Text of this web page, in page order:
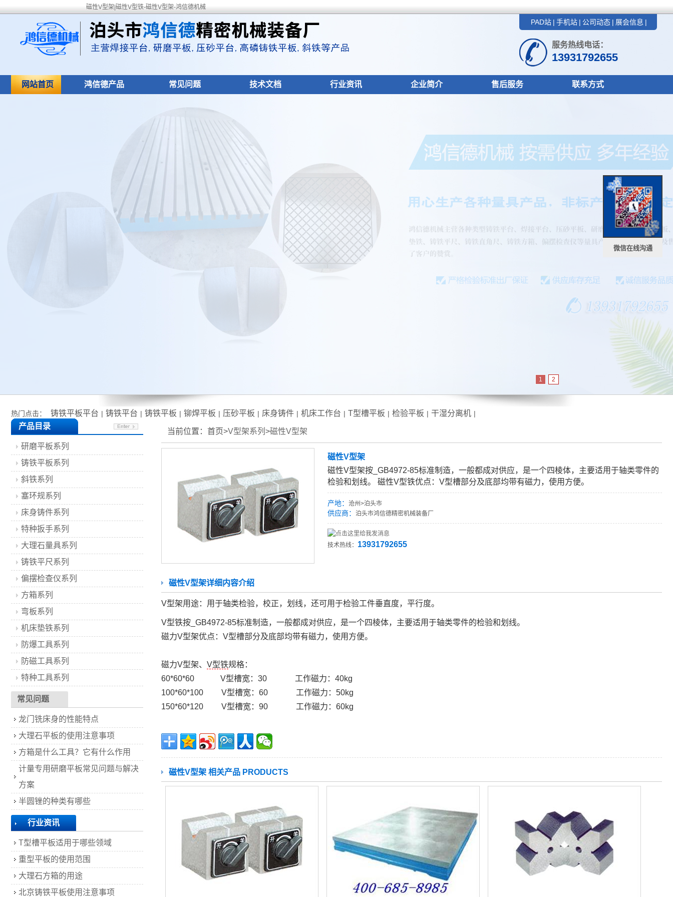
磁性V型架|磁性V型铁-磁性V型架-鸿信德机械
PAD站 | 手机站 | 公司动态 | 展会信息 |
服务热线电话：
13931792655
网站首页 鸿信德产品 常见问题 技术文档 行业资讯 企业简介 售后服务 联系方式
1 2
热门点击： 铸铁平板平台 | 铸铁平台 | 铸铁平板 | 铆焊平板 | 压砂平板 | 床身铸件 | 机床工作台 | T型槽平板 | 检验平板 | 干湿分离机 |
当前位置： 首页>V型架系列 >磁性V型架
磁性V型架
磁性V型架按_GB4972-85标准制造，一般都成对供应，是一个四棱体，主要适用于轴类零件的
检验和划线。 磁性V型铁优点：V型槽部分及底部均带有磁力，使用方便。
产地： 沧州>泊头市
供应商： 泊头市鸿信德精密机械装备厂
技术热线： 13931792655
磁性V型架详细内容介绍
V型架用途：用于轴类检验，校正，划线，还可用于检验工件垂直度，平行度。
V型铁按_GB4972-85标准制造，一般都成对供应，是一个四棱体，主要适用于轴类零件的检验和划线。
磁力V型架优点：V型槽部分及底部均带有磁力，使用方便。
磁力V型架、 V型铁规格：
60*60*60 V型槽宽：30 工作磁力：40kg
100*60*100 V型槽宽：60 工作磁力：50kg
150*60*120 V型槽宽：90 工作磁力：60kg
磁性V型架 相关产品 PRODUCTS
产品目录
研磨平板系列
铸铁平板系列
斜铁系列
塞环规系列
床身铸件系列
特种扳手系列
大理石量具系列
铸铁平尺系列
偏摆检查仪系列
方箱系列
弯板系列
机床垫铁系列
防爆工具系列
防磁工具系列
特种工具系列
常见问题
龙门铣床身的性能特点
大理石平板的使用注意事项
方箱是什么工具？它有什么作用
计量专用研磨平板常见问题与解决
方案
半圆锉的种类有哪些
行业资讯
T型槽平板适用于哪些领域
重型平板的使用范围
大理石方箱的用途
北京铸铁平板使用注意事项
微信在线沟通